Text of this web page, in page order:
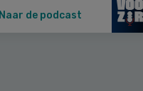
Naar de podcast